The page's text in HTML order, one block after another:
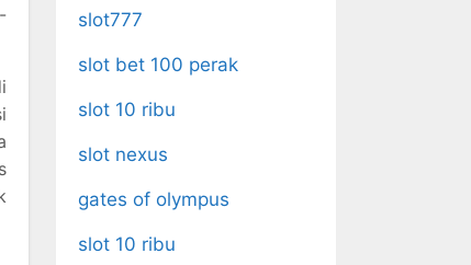
slot777
slot bet 100 perak
slot 10 ribu
slot nexus
gates of olympus
slot 10 ribu